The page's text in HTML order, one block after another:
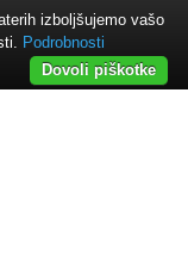
izboljšujemo vašo
Podrobnosti
Dovoli piškotke